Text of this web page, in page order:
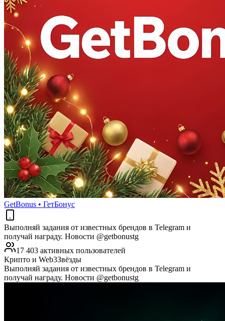
GetBonus • ГетБонус
Выполняй задания от известных брендов в Telegram и
получай награду. Новости @getbonustg
17 403 активных пользователей
Крипто и Web3Звёзды
Выполняй задания от известных брендов в Telegram и
получай награду. Новости @getbonustg